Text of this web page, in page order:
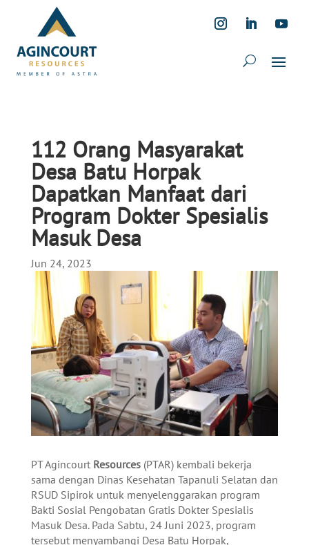
112 Orang Masyarakat
Desa Batu Horpak
Dapatkan Manfaat dari
Program Dokter Spesialis
Masuk Desa
Jun 24, 2023
PT Agincourt Resources(PTAR) kembali bekerja
sama dengan Dinas Kesehatan Tapanuli Selatan dan
RSUD Sipirok untuk menyelenggarakan program
Bakti Sosial Pengobatan Gratis Dokter Spesialis
Masuk Desa. Pada Sabtu, 24 Juni 2023, program
tersebut menyambangi Desa Batu Horpak,